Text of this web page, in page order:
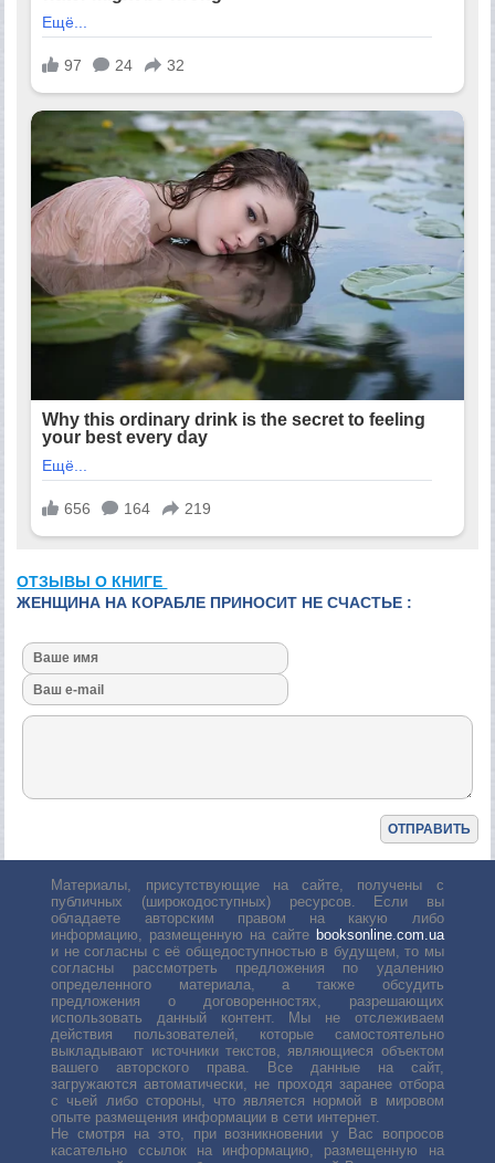
ОТЗЫВЫ О КНИГЕ
ЖЕНЩИНА НА КОРАБЛЕ ПРИНОСИТ НЕ СЧАСТЬЕ :
Материалы, присутствующие на сайте, получены с
публичных (широкодоступных) ресурсов. Если вы
обладаете авторским правом на какую либо
информацию, размещенную на сайте booksonline.com.ua
и не согласны с её общедоступностью в будущем, то мы
согласны рассмотреть предложения по удалению
определенного материала, а также обсудить
предложения о договоренностях, разрешающих
использовать данный контент. Мы не отслеживаем
действия пользователей, которые самостоятельно
выкладывают источники текстов, являющиеся объектом
вашего авторского права. Все данные на сайт,
загружаются автоматически, не проходя заранее отбора
с чьей либо стороны, что является нормой в мировом
опыте размещения информации в сети интернет.
Не смотря на это, при возникновении у Вас вопросов
касательно ссылок на информацию, размещенную на